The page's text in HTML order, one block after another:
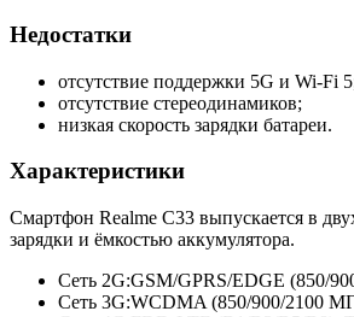
Недостатки
отсутствие поддержки 5G и Wi-Fi
отсутствие стереодинамиков;
низкая скорость зарядки батареи.
Характеристики
Cмартфон Realme C33 выпускается в
зарядки и ёмкостью аккумулятора.
Сеть 2G:GSM/GPRS/EDGE (850/
Сеть 3G:WCDMA (850/900/2100